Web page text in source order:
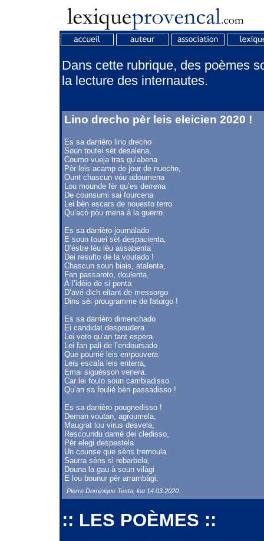
Dans cette rubrique, des poèmes
la lecture des internautes.
Lino drecho pèr leis eleicien 2020 !
Es sa darrièro lino drecho
Soun toutei sèt desalena,
Coumo vueja tras qu’abena
Pèr leis acamp de jour de nuecho,
Ount chascun vóu adoumena
Lou mounde fèr qu’es derrena
De counsumi sai fourcena
Lei bèn escars de nouesto terro
Qu’acò póu mena à la guerro.
Es sa darrièro journalado
E soun touei sèt despacienta,
D’èstre lèu lèu assabenta
Dei resulto de la voutado !
Chascun soun biais, atalenta,
Fan passaroto, doulenta,
À l’idèio de si penta
D’avé dich eitant de messorgo
Dins sèi prougramme de fatorgo !
Es sa darrièro dimenchado
Ei candidat despoudera.
Lei voto qu’an tant espera
Lei fan pali de l’endoursado
Que pourrié leis empouvera
Leis escafa leis enterra,
Emai siguèsson venera.
Car lei foulo soun cambiadisso
Qu’an sa foulié bèn passadisso !
Es sa darrièro pougnedisso !
Deman voutan, agroumela,
Maugrat lou virus desvela,
Rescoundu darrié dei cledisso,
Pèr elegi despestela
Un counse que sèns tremoula
Saurra sèns si rebarbela,
Douna la gau à soun vilàgi
E lou bounur pèr arrambàgi.
Pierre Dominique Testa, lou 14.03.2020.
:: LES POÈMES ::